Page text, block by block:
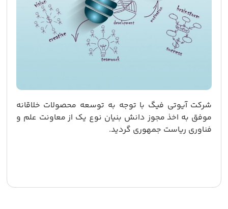
شرکت آیوتی فیگ با توجه به توسعه محصولات خلاقانه
موفق به اخذ مجوز دانش بنیان نوع یک از معاونت علم و
فناوری ریاست جمهوری گردید.